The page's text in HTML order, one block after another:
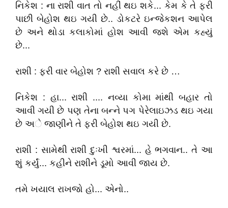
નિકેશ : ના રાશી વાત તો નહીં થઇ શકે... કેમ કે તે ફરી
પાછી બેહોશ થઇ ગયી છે.. ડોકટરે ઇન્‍જેકશન આપેલ
છે અને થોડા કલાકોમાં હોશ આવી જશે એમ કહ્યું
છે...
રાશી : ફરી વાર બેહોશ ? રાશી સવાલ કરે છે …
નિકેશ : હા... રાશી .... નવ્યા કોમા માંથી બહાર તો
આવી ગયી છે પણ તેના બન્‍ને પગ પેરેલાઇઝડ થઇ ગયા
છે અે જાણીને તે ફરી બેહોશ થઇ ગયી છે.
રાશી : સામેથી રાશી દુઃખી શ્વરમાં... હે ભગવાન.. તે આ
શું કર્યું... કહીને રાશીને ડૂમો આવી જાય છે.
તમે ખયાલ રાખજો હો... એનો..